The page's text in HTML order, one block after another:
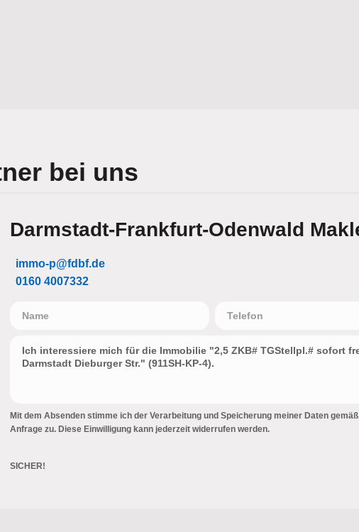
bei uns
Darmstadt-Frankfurt-Odenwald
immo-p@fdbf.de
0160 4007332
Mit dem Absenden stimme ich der Verarbeitung und Speicherung meiner Daten
Anfrage zu. Diese Einwilligung kann jederzeit widerrufen werden.
SICHER!